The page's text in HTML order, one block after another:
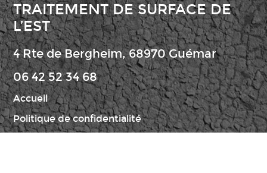
TRAITEMENT DE SURFACE DE
L’EST
4 Rte de Bergheim, 68970 Guémar
06 42 52 34 68
Accueil
Politique de confidentialité